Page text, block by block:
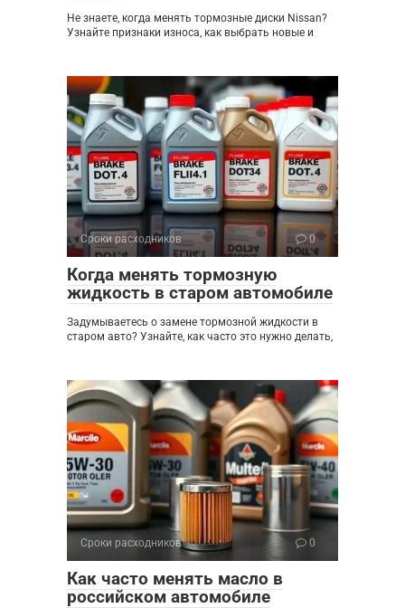
Не знаете, когда менять тормозные диски Nissan?
Узнайте признаки износа, как выбрать новые и
Сроки расходников 0
Когда менять тормозную
жидкость в старом автомобиле
Задумываетесь о замене тормозной жидкости в
старом авто? Узнайте, как часто это нужно делать,
Сроки расходников 0
Как часто менять масло в
российском автомобиле